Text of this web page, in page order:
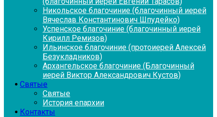
Никольское благочиние (благочинный иерей
Вячеслав Константинович Шпудейко)
Успенское благочиние (благочинный иерей
Кирилл Ремизов)
Ильинское благочиние (протоиерей Алексей
Безукладников)
Архангельское благочиние (Благочинный
иерей Виктор Александрович Кустов)
Святые
Святые
История епархии
Контакты